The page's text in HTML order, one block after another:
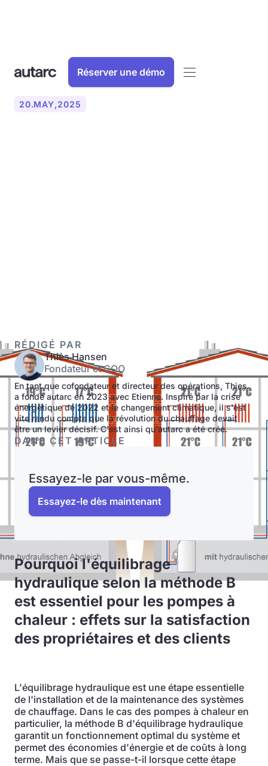
Réserver une démo
20.MAY,2025
RÉDIGÉ PAR
Thiès Hansen
Fondateur et COO
En tant que cofondateur et directeur des opérations, Thies
a fondé autarc en 2023 avec Etienne. Inspiré par la crise
énergétique de 2022 et le changement climatique, il s'est
vite rendu compte que la révolution du chauffage devait
être un levier décisif. C'est ainsi qu'autarc a été créé.
DANS CET ARTICLE
Essayez-le par vous-même.
Essayez-le dès maintenant
Pourquoi l'équilibrage
hydraulique selon la méthode B
est essentiel pour les pompes à
chaleur : effets sur la satisfaction
des propriétaires et des clients
L'équilibrage hydraulique est une étape essentielle
de l'installation et de la maintenance des systèmes
de chauffage. Dans le cas des pompes à chaleur en
particulier, la méthode B d'équilibrage hydraulique
garantit un fonctionnement optimal du système et
permet des économies d'énergie et de coûts à long
terme. Mais que se passe-t-il lorsque cette étape